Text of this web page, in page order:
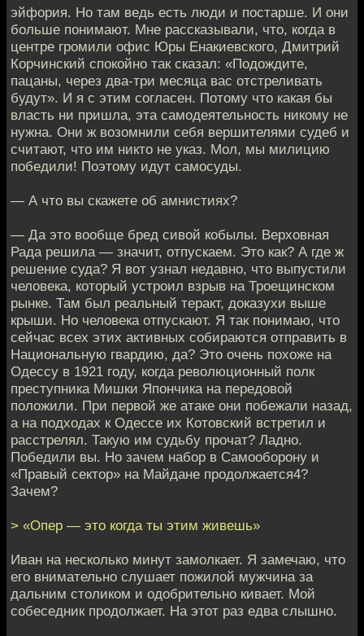
эйфория. Но там ведь есть люди и постарше. И они
больше понимают. Мне рассказывали, что, когда в
центре громили офис Юры Енакиевского, Дмитрий
Корчинский спокойно так сказал: «Подождите,
пацаны, через два-три месяца вас отстреливать
будут». И я с этим согласен. Потому что какая бы
власть ни пришла, эта самодеятельность никому не
нужна. Они ж возомнили себя вершителями судеб и
считают, что им никто не указ. Мол, мы милицию
победили! Поэтому идут самосуды.
— А что вы скажете об амнистиях?
— Да это вообще бред сивой кобылы. Верховная
Рада решила — значит, отпускаем. Это как? А где ж
решение суда? Я вот узнал недавно, что выпустили
человека, который устроил взрыв на Троещинском
рынке. Там был реальный теракт, доказухи выше
крыши. Но человека отпускают. Я так понимаю, что
сейчас всех этих активных собираются отправить в
Национальную гвардию, да? Это очень похоже на
Одессу в 1921 году, когда революционный полк
преступника Мишки Япончика на передовой
положили. При первой же атаке они побежали назад,
а на подходах к Одессе их Котовский встретил и
расстрелял. Такую им судьбу прочат? Ладно.
Победили вы. Но зачем набор в Самооборону и
«Правый сектор» на Майдане продолжается4?
Зачем?
> «Опер — это когда ты этим живешь»
Иван на несколько минут замолкает. Я замечаю, что
его внимательно слушает пожилой мужчина за
дальним столиком и одобрительно кивает. Мой
собеседник продолжает. На этот раз едва слышно.